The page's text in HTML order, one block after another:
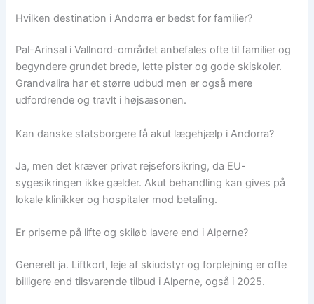
Hvilken destination i Andorra er bedst for familier?
Pal-Arinsal i Vallnord-området anbefales ofte til familier og
begyndere grundet brede, lette pister og gode skiskoler.
Grandvalira har et større udbud men er også mere
udfordrende og travlt i højsæsonen.
Kan danske statsborgere få akut lægehjælp i Andorra?
Ja, men det kræver privat rejseforsikring, da EU-
sygesikringen ikke gælder. Akut behandling kan gives på
lokale klinikker og hospitaler mod betaling.
Er priserne på lifte og skiløb lavere end i Alperne?
Generelt ja. Liftkort, leje af skiudstyr og forplejning er ofte
billigere end tilsvarende tilbud i Alperne, også i 2025.